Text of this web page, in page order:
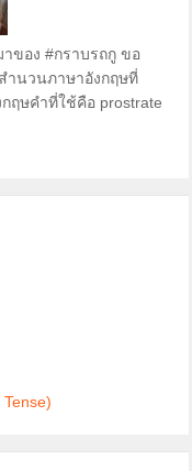
ของ #กราบรถกู ขอ
นวนภาษาอังกฤษที่
ฤษคำที่ใช้คือ prostrate